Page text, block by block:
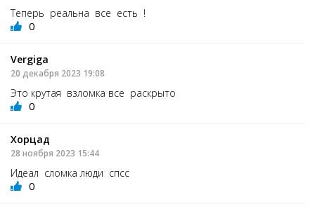
Теперь реальна все есть !
0
Vergiga
20 декабря 2023 19:08
Это крутая взломка все раскрыто
0
Хорцад
28 ноября 2023 15:44
Идеал сломка люди спсс
0